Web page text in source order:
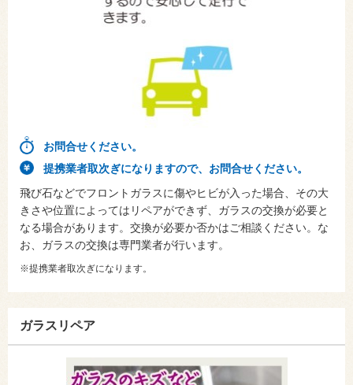
お問合せください。
提携業者取次ぎになりますので、お問合せください。
飛び石などでフロントガラスに傷やヒビが入った場合、その大
きさや位置によってはリペアができず、ガラスの交換が必要と
なる場合があります。交換が必要か否かはご相談ください。な
お、ガラスの交換は専門業者が行います。
※提携業者取次ぎになります。
ガラスリペア